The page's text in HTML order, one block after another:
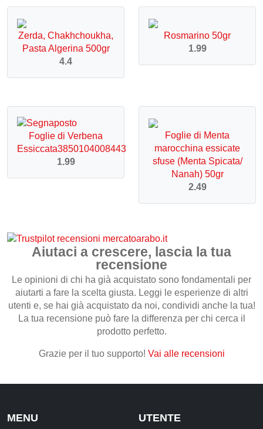
Zerda, Chakhchoukha,
Pasta Algerina 500gr
4.4
Rosmarino 50gr
1.99
Foglie di Verbena
Essiccata3850104008443
1.99
Foglie di Menta
marocchina essicate
sfuse (Menta Spicata/
Nanah) 50gr
2.49
Aiutaci a crescere, lascia la tua
recensione
Le opinioni di chi ha già acquistato sono fondamentali per
aiutarti a fare la scelta giusta. Leggi le esperienze di altri
utenti e, se hai già acquistato da noi, condividi anche la tua!
La tua recensione può fare la differenza per chi cerca il
prodotto perfetto.
Grazie per il tuo supporto! Vai alle recensioni
MENU UTENTE